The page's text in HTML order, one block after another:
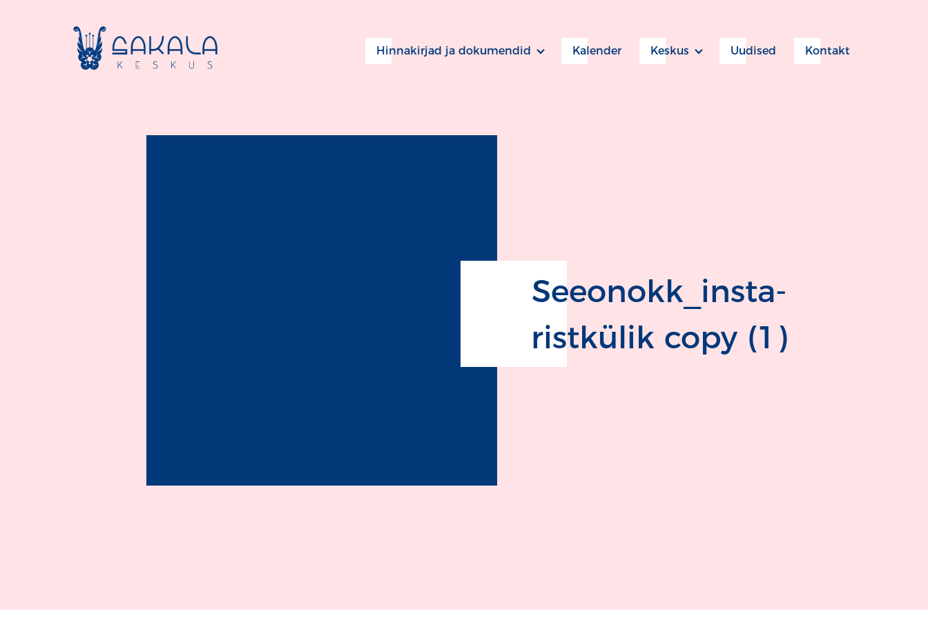
Hinnakirjad ja dokumendid Kalender Keskus Uudised Kontakt
Seeonokk_insta-
ristkülik copy (1)